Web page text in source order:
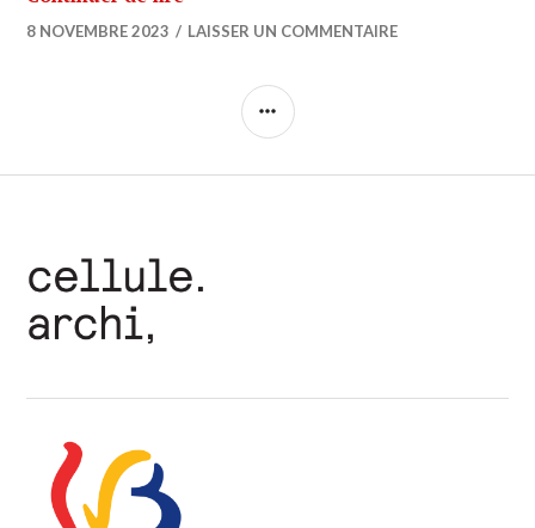
8 NOVEMBRE 2023 LAISSER UN COMMENTAIRE
COLONNE